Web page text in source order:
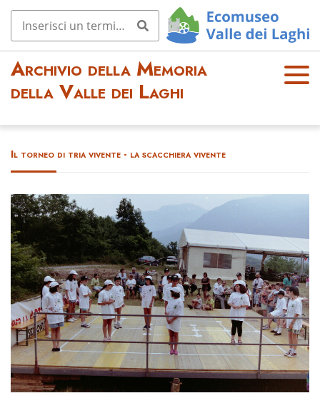
Archivio della Memoria
della Valle dei Laghi
OPE
Il torneo di tria vivente - la scacchiera vivente